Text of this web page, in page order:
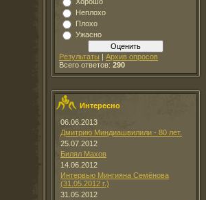
Неплохо
Плохо
Ужасно
Результаты | Архив опросов
Всего ответов: 290
Интересно
06.06.2013
Дмитрию Миндиашвилили - 80 лет.
25.07.2012
Билял Махов
14.06.2012
Интервью Мингияна Семёнова
(31.05.2012 г.)
31.05.2012